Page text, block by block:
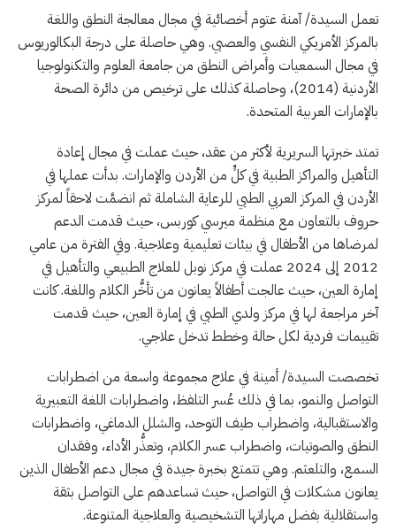
تعمل السيدة/ آمنة عتوم أخصائية في مجال معالجة النطق واللغة
بالمركز الأمريكي النفسي والعصبي. وهي حاصلة على درجة البكالوريوس
في مجال السمعيات وأمراض النطق من جامعة العلوم والتكنولوجيا
الأردنية (2014)، وحاصلة كذلك على ترخيص من دائرة الصحة
بالإمارات العربية المتحدة.
تمتد خبرتها السريرية لأكثر من عقد، حيث عملت في مجال إعادة
التأهيل والمراكز الطبية في كلٍّ من الأردن والإمارات. بدأت عملها في
الأردن في المركز العربي الطبي للرعاية الشاملة ثم انضمَّت لاحقاً لمركز
حروف بالتعاون مع منظمة ميرسي كوربس، حيث قدمت الدعم
لمرضاها من الأطفال في بيئات تعليمية وعلاجية. وفي الفترة من عامي
2012 إلى 2024 عملت في مركز نوبل للعلاج الطبيعي والتأهيل في
إمارة العين، حيث عالجت أطفالاً يعانون من تأخُّر الكلام واللغة. كانت
آخر مراجعة لها في مركز ولدي الطبي في إمارة العين، حيث قدمت
تقييمات فردية لكل حالة وخطط تدخل علاجي.
تخصصت السيدة/ أمينة في علاج مجموعة واسعة من اضطرابات
التواصل والنمو، بما في ذلك عُسر التلفظ، واضطرابات اللغة التعبيرية
والاستقبالية، واضطراب طيف التوحد، والشلل الدماغي، واضطرابات
النطق والصوتيات، واضطراب عسر الكلام، وتعذُّر الأداء، وفقدان
السمع، والتلعثم. وهي تتمتع بخبرة جيدة في مجال دعم الأطفال الذين
يعانون مشكلات في التواصل، حيث تساعدهم على التواصل بثقة
واستقلالية بفضل مهاراتها التشخيصية والعلاجية المتنوعة.